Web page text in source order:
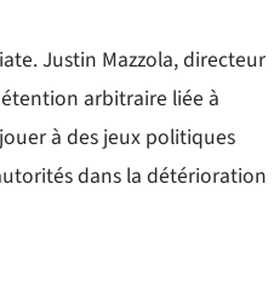
Justin Mazzola, directeur
arbitraire liée à
à des jeux politiques
dans la détérioration